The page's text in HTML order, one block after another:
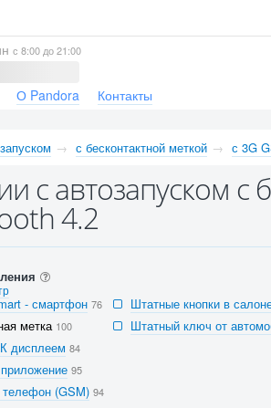
с 8:00 до 21:00
О Pandora Контакты
с бесконтактной меткой с 3G
с автозапуском с
4.2
- смартфон 76
метка 100
дисплеем 84
95
(GSM) 94
Штатные кнопки в
Штатный ключ от